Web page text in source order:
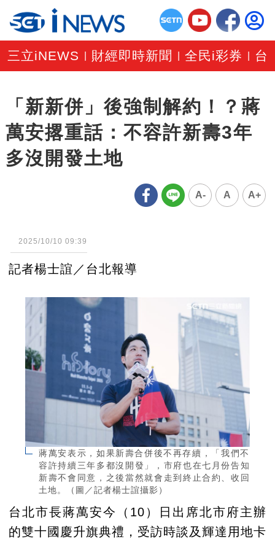
三立iNEWS 財經即時新聞 |全民i彩券 台
「新新併」後強制解約！？蔣
萬安撂重話：不容許新壽3年
多沒開發土地
A- A A+
2025/10/10 09:39
記者楊士誼／台北報導
蔣萬安表示，如果新壽合併後不再存續，「我們不
容許持續三年多都沒開發」，市府也在七月份告知
新壽不會同意，之後當然就會走到終止合約、收回
土地。（圖／記者楊士誼攝影）
台北市長蔣萬安今（10）日出席北市府主辦
的雙十國慶升旗典禮，受訪時談及輝達用地卡